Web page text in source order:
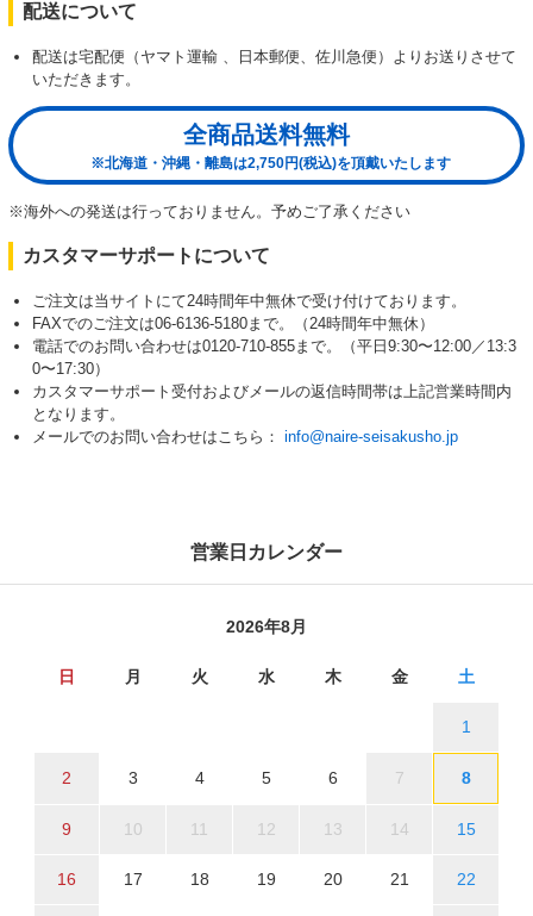
配送について
配送は宅配便（ヤマト運輸 、日本郵便、佐川急便）よりお送りさせて
いただきます。
全商品送料無料
※北海道・沖縄・離島は2,750円(税込)を頂戴いたします
※海外への発送は行っておりません。予めご了承ください
カスタマーサポートについて
ご注文は当サイトにて24時間年中無休で受け付けております。
FAXでのご注文は06-6136-5180まで。（24時間年中無休）
電話でのお問い合わせは0120-710-855まで。（平日9:30〜12:00／13:3
0〜17:30）
カスタマーサポート受付およびメールの返信時間帯は上記営業時間内
となります。
メールでのお問い合わせはこちら： info@naire-seisakusho.jp
営業日カレンダー
2026年8月
日 月 火 水 木 金 土
1
2 3 4 5 6 7 8
9 10 11 12 13 14 15
16 17 18 19 20 21 22